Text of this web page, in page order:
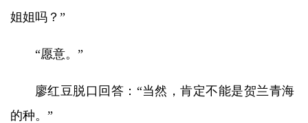
姐姐吗？”
“愿意。”
廖红豆脱口回答：“当然，肯定不能是贺兰青海
的种。”